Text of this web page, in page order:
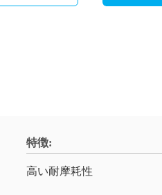
特徴:
高い耐摩耗性